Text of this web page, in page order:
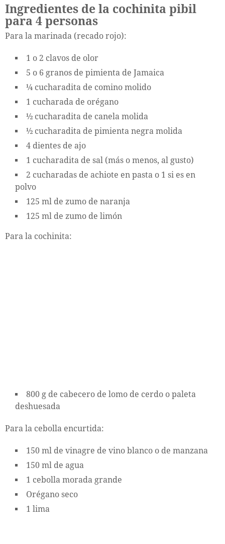
Ingredientes de la cochinita pibil
para 4 personas
Para la marinada (recado rojo):
1 o 2 clavos de olor
5 o 6 granos de pimienta de Jamaica
¼ cucharadita de comino molido
1 cucharada de orégano
½ cucharadita de canela molida
½ cucharadita de pimienta negra molida
4 dientes de ajo
1 cucharadita de sal (más o menos, al gusto)
2 cucharadas de achiote en pasta o 1 si es en
polvo
125 ml de zumo de naranja
125 ml de zumo de limón
Para la cochinita:
800 g de cabecero de lomo de cerdo o paleta
deshuesada
Para la cebolla encurtida:
150 ml de vinagre de vino blanco o de manzana
150 ml de agua
1 cebolla morada grande
Orégano seco
1 lima